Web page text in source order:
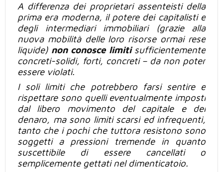
A differenza dei proprietari assenteisti della
prima era moderna, il potere dei capitalisti e
degli intermediari immobiliari (grazie alla
nuova mobilità delle loro risorse ormai rese
liquide)non conosce limitisufficientemente
concreti-solidi, forti, concreti – da non poter
essere violati.
I soli limiti che potrebbero farsi sentire e
rispettare sono quelli eventualmente imposti
dal libero movimento del capitale e del
denaro, ma sono limiti scarsi ed infrequenti,
tanto che i pochi che tuttora resistono sono
soggetti a pressioni tremende in quanto
suscettibile
di essere
cancellati o
semplicemente gettati nel dimenticatoio.